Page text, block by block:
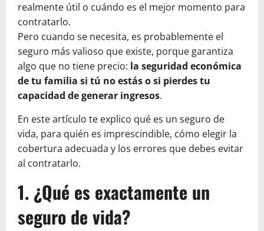
realmente útil o cuándo es el mejor momento para
contratarlo.
Pero cuando se necesita, es probablemente el
seguro más valioso que existe, porque garantiza
algo que no tiene precio: la seguridad económica
de tu familia si tú no estás o si pierdes tu
capacidad de generar ingresos.
En este artículo te explico qué es un seguro de
vida, para quién es imprescindible, cómo elegir la
cobertura adecuada y los errores que debes evitar
al contratarlo.
1. ¿Qué es exactamente un
seguro de vida?